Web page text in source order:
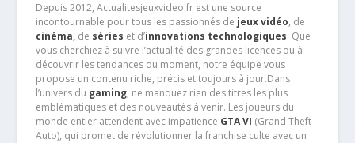
Depuis 2012, Actualitesjeuxvideo.fr est une source
incontournable pour tous les passionnés de jeux vidéo, de
cinéma,de séries et d’innovations technologiques. Que
vous cherchiez à suivre l’actualité des grandes licences ou à
découvrir les tendances du moment, notre équipe vous
propose un contenu riche, précis et toujours à jour.Dans
l’univers du gaming, ne manquez rien des titres les plus
emblématiques et des nouveautés à venir. Les joueurs du
monde entier attendent avec impatience GTA VI (Grand Theft
Auto), qui promet de révolutionner la franchise culte avec un